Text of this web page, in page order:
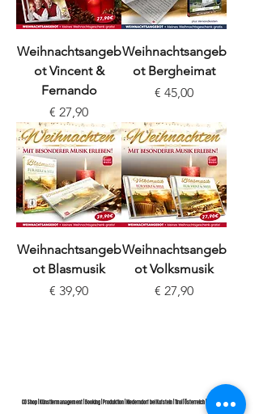
Weihnachtsangeb
ot Vincent &
Fernando
Preis
€ 27,90
Weihnachtsangeb
ot Bergheimat
Preis
€ 45,00
Weihnachtsangeb
ot Blasmusik
Preis
€ 39,90
Weihnachtsangeb
ot Volksmusik
Preis
€ 27,90
CD Shop | Künstlermanagement | Booking | Produktion | Niederndorf bei Kufstein | Tirol | Österreich | Seitenübersicht